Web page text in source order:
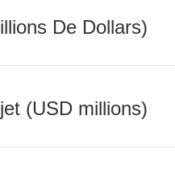
De Dollars)
(USD millions)